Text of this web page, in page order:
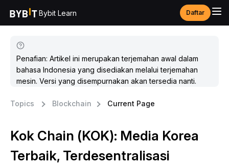
Bybit Learn Daftar
Penafian: Artikel ini merupakan terjemahan awal dalam
bahasa Indonesia yang disediakan melalui terjemahan
mesin. Versi yang disempurnakan akan tersedia nanti.
Topics Blockchain Current Page
Kok Chain (KOK): Media Korea
Terbaik, Terdesentralisasi